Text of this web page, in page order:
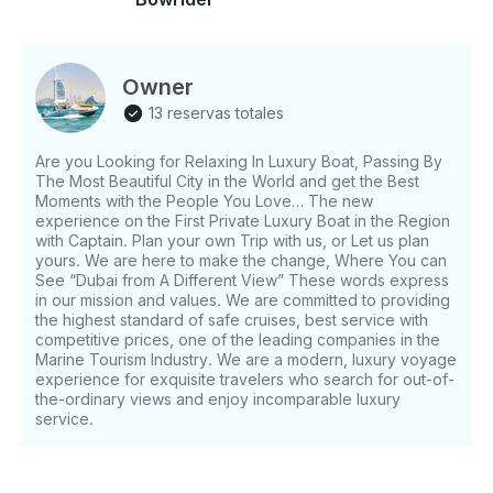
residencial único y lujoso que es verdaderamente
admirar su impresionante altura y disfrutar de las
impresionantes vistas desde la plataforma de
observación. También pasarás por la ciudad de Al
entretenimiento que cuenta con algunos de los
hoteles y restaurantes más emblemáticos de la
ciudad . A medida que continúe su viaje, cruzará el
puente de la Fuente de Dubái y el puente peatonal,
donde podrá disfrutar de las impresionantes vistas
del horizonte de la ciudad y del espectáculo de la
Fuente de Dubái. Luego, el recorrido lo lleva al
Puente de la Tolerancia y al Puente Peatonal en
espiral, dos maravillas arquitectónicas que muestran
el compromiso de la ciudad con la innovación y el
diseño. También visitará el Hotel Bulgari, un complejo
lujoso y elegante que es famoso por su
Owner
13 reservas totales
Are you Looking for Relaxing In Luxury Boat, Passing By
The Most Beautiful City in the World and get the Best
Moments with the People You Love… The new
experience on the First Private Luxury Boat in the Region
with Captain. Plan your own Trip with us, or Let us plan
yours. We are here to make the change, Where You can
See “Dubai from A Different View” These words express
in our mission and values. We are committed to providing
the highest standard of safe cruises, best service with
competitive prices, one of the leading companies in the
Marine Tourism Industry. We are a modern, luxury voyage
experience for exquisite travelers who search for out-of-
the-ordinary views and enjoy incomparable luxury
service.